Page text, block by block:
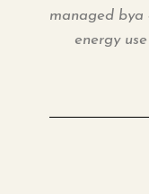
managed bya
energy